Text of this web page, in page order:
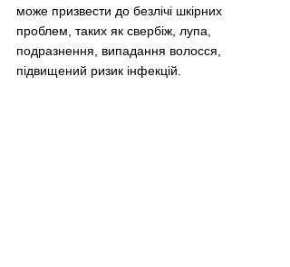
може призвести до безлічі шкірних
проблем, таких як свербіж, лупа,
подразнення, випадання волосся,
підвищений ризик інфекцій.